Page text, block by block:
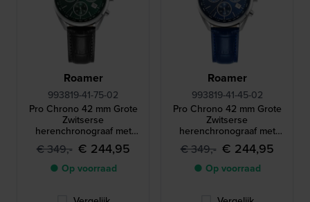
Roamer
993819-41-75-02
Pro Chrono 42 mm Grote
Zwitserse
herenchronograaf met
datum
€ 349,- € 244,95
● Op voorraad
Roamer
993819-41-45-02
Pro Chrono 42 mm Grote
Zwitserse
herenchronograaf met
datum
€ 349,- € 244,95
● Op voorraad